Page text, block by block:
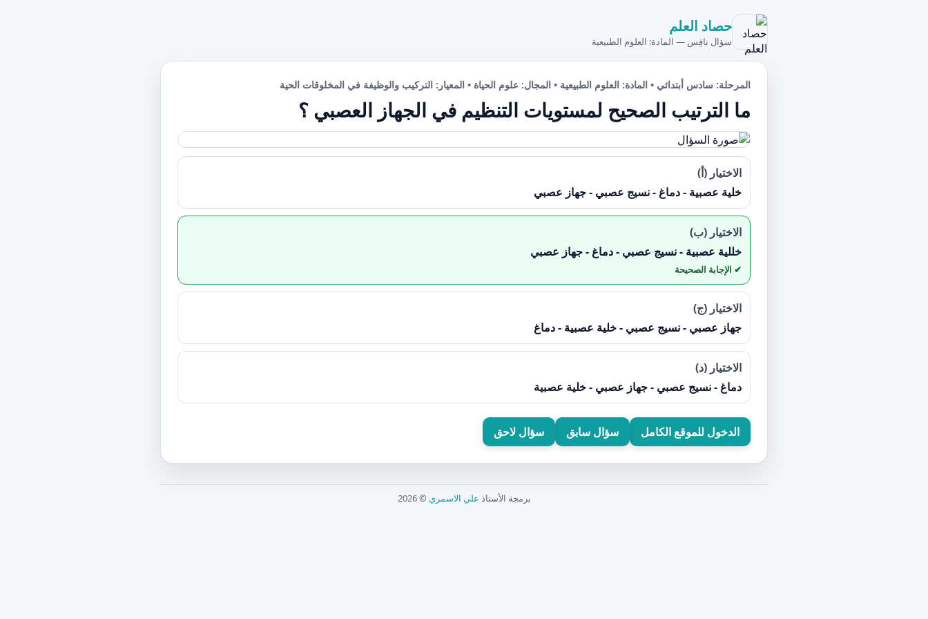
حصاد العلم
سؤال نافِس — المادة: العلوم الطبيعية
المرحلة: سادس أبتدائي • المادة: العلوم الطبيعية • المجال: علوم الحياة • المعيار: التركيب والوظيفة في المخلوقات الحية
ما الترتيب الصحيح لمستويات التنظيم في الجهاز العصبي ؟
الاختيار (أ)
خلية عصبية - دماغ - نسيج عصبي - جهاز عصبي
الاختيار (ب)
خللية عصبية - نسيج عصبي - دماغ - جهاز عصبي
الاختيار (ج)
جهاز عصبي - نسيج عصبي - خلية عصبية - دماغ
الاختيار (د)
دماغ - نسيج عصبي - جهاز عصبي - خلية عصبية
الدخول للموقع الكامل سؤال سابق سؤال لاحق
برمجة الأستاذ علي الاسمري © 2026